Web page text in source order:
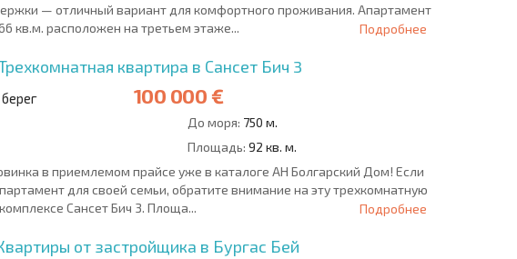
— отличный вариант для комфортного проживания. Апартамент
кв.м. расположен на третьем этаже...
Подробнее
квартира в Сансет Бич 3
100 000 €
До моря: 750 м.
Площадь: 92 кв. м.
в приемлемом прайсе уже в каталоге АН Болгарский Дом! Если
для своей семьи, обратите внимание на эту трехкомнатную
Сансет Бич 3. Площа...
Подробнее
от застройщика в Бургас Бей